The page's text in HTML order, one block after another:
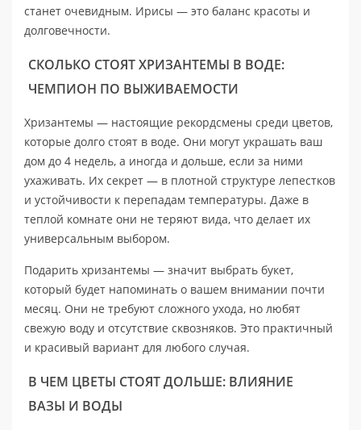
станет очевидным. Ирисы — это баланс красоты и
долговечности.
СКОЛЬКО СТОЯТ ХРИЗАНТЕМЫ В ВОДЕ:
ЧЕМПИОН ПО ВЫЖИВАЕМОСТИ
Хризантемы — настоящие рекордсмены среди цветов,
которые долго стоят в воде. Они могут украшать ваш
дом до 4 недель, а иногда и дольше, если за ними
ухаживать. Их секрет — в плотной структуре лепестков
и устойчивости к перепадам температуры. Даже в
теплой комнате они не теряют вида, что делает их
универсальным выбором.
Подарить хризантемы — значит выбрать букет,
который будет напоминать о вашем внимании почти
месяц. Они не требуют сложного ухода, но любят
свежую воду и отсутствие сквозняков. Это практичный
и красивый вариант для любого случая.
В ЧЕМ ЦВЕТЫ СТОЯТ ДОЛЬШЕ: ВЛИЯНИЕ
ВАЗЫ И ВОДЫ